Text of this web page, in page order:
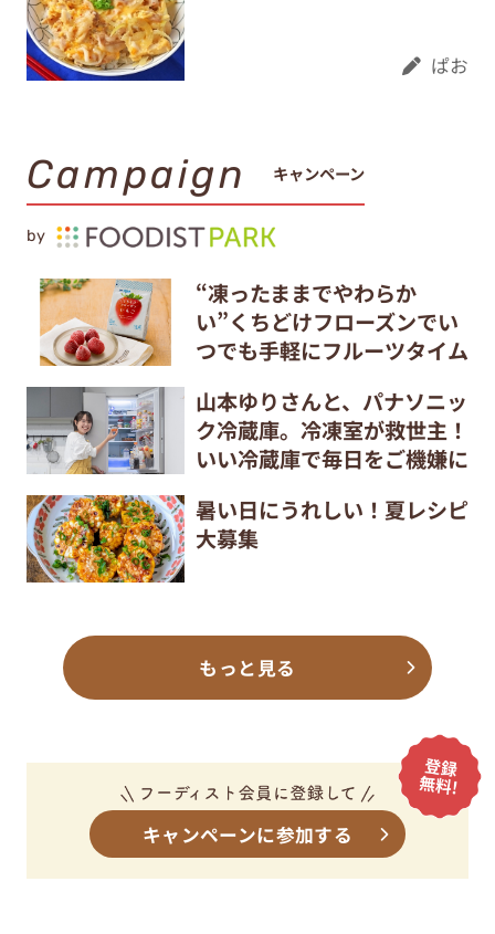
ぱお
Campaign キャンペーン
by
“凍ったままでやわらか
い”くちどけフローズンでい
つでも手軽にフルーツタイム
山本ゆりさんと、パナソニッ
ク冷蔵庫。冷凍室が救世主！
いい冷蔵庫で毎日をご機嫌に
暑い日にうれしい！夏レシピ
大募集
もっと見る
キャンペーンに参加する